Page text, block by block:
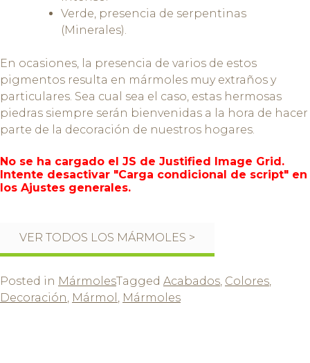
Verde, presencia de serpentinas
(Minerales).
En ocasiones, la presencia de varios de estos
pigmentos resulta en mármoles muy extraños y
particulares. Sea cual sea el caso, estas hermosas
piedras siempre serán bienvenidas a la hora de hacer
parte de la decoración de nuestros hogares.
No se ha cargado el JS de Justified Image Grid.
Intente desactivar "Carga condicional de script" en
los Ajustes generales.
VER TODOS LOS MÁRMOLES >
Posted in MármolesTagged Acabados, Colores,
Decoración, Mármol , Mármoles